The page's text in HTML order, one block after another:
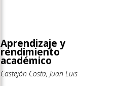
Aprendizaje y
rendimiento
académico
Castejón Costa, Juan Luis